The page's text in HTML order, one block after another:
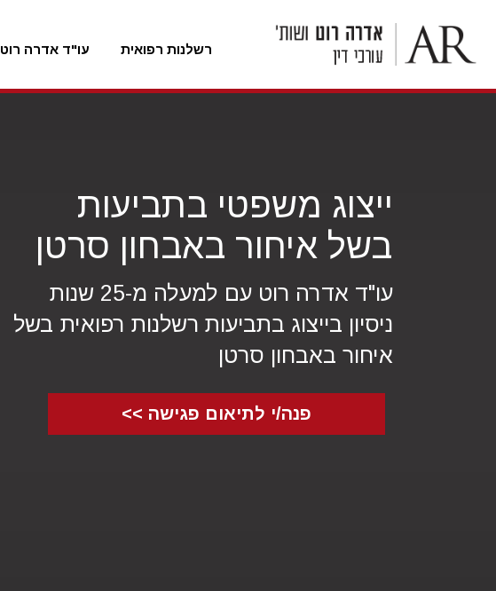
דלג
רשלנות רפואית עו"ד אדרה רוט
ייצוג משפטי בתביעות
בשל איחור באבחון סרטן
עו"ד אדרה רוט עם למעלה מ-25 שנות
ניסיון בייצוג בתביעות רשלנות רפואית בשל
איחור באבחון סרטן
פנה/י לתיאום פגישה >>